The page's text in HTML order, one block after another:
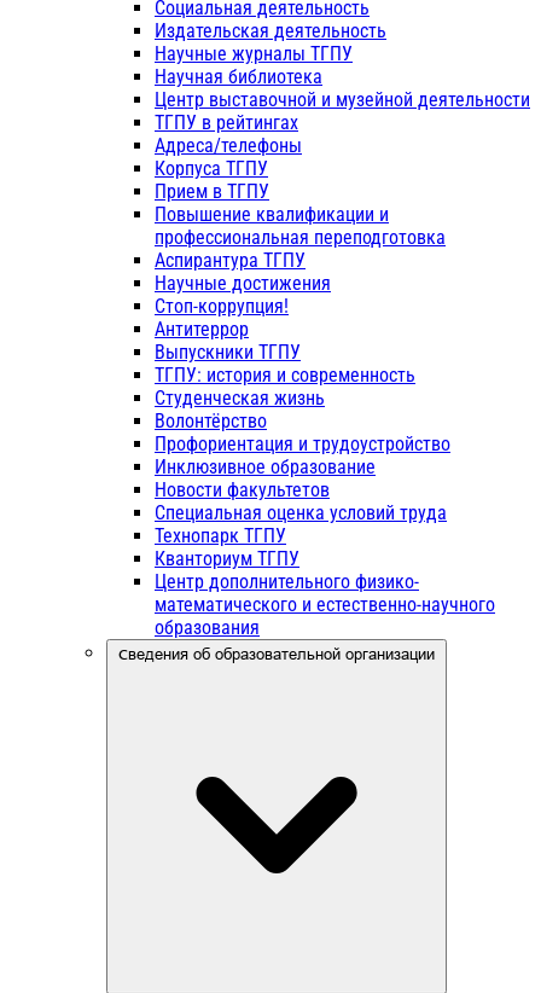
Социальная деятельность
Издательская деятельность
Научные журналы ТГПУ
Научная библиотека
Центр выставочной и музейной деятельности
ТГПУ в рейтингах
Адреса/телефоны
Корпуса ТГПУ
Прием в ТГПУ
Повышение квалификации и
профессиональная переподготовка
Аспирантура ТГПУ
Научные достижения
Стоп-коррупция!
Антитеррор
Выпускники ТГПУ
ТГПУ: история и современность
Студенческая жизнь
Волонтёрство
Профориентация и трудоустройство
Инклюзивное образование
Новости факультетов
Специальная оценка условий труда
Технопарк ТГПУ
Кванториум ТГПУ
Центр дополнительного физико-
математического и естественно-научного
образования
Сведения об образовательной организации